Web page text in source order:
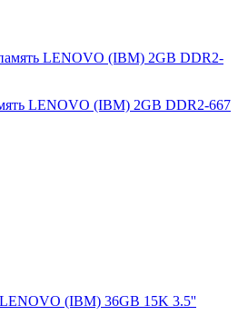
LENOVO (IBM) 2GB DDR2-667